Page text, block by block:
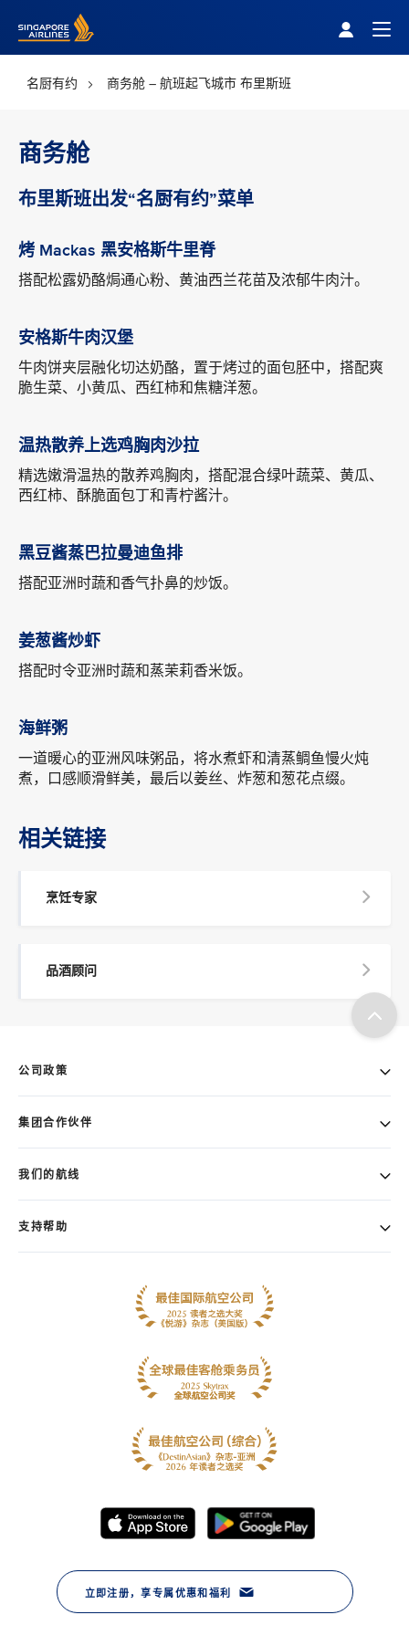
名厨有约 商务舱 – 航班起飞城市 布里斯班
商务舱
布里斯班出发“名厨有约”菜单
烤 Mackas 黑安格斯牛里脊
搭配松露奶酪焗通心粉、黄油西兰花苗及浓郁牛肉汁。
安格斯牛肉汉堡
牛肉饼夹层融化切达奶酪，置于烤过的面包胚中，搭配爽
脆生菜、小黄瓜、西红柿和焦糖洋葱。
温热散养上选鸡胸肉沙拉
精选嫩滑温热的散养鸡胸肉，搭配混合绿叶蔬菜、黄瓜、
西红柿、酥脆面包丁和青柠酱汁。
黑豆酱蒸巴拉曼迪鱼排
搭配亚洲时蔬和香气扑鼻的炒饭。
姜葱酱炒虾
搭配时令亚洲时蔬和蒸茉莉香米饭。
海鲜粥
一道暖心的亚洲风味粥品，将水煮虾和清蒸鲷鱼慢火炖
煮，口感顺滑鲜美，最后以姜丝、炸葱和葱花点缀。
相关链接
烹饪专家
品酒顾问